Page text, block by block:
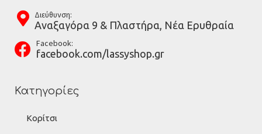
Διεύθυνση:
Αναξαγόρα 9 & Πλαστήρα, Νέα Ερυθραία
Facebook:
facebook.com/lassyshop.gr
Κατηγορίες
Κορίτσι